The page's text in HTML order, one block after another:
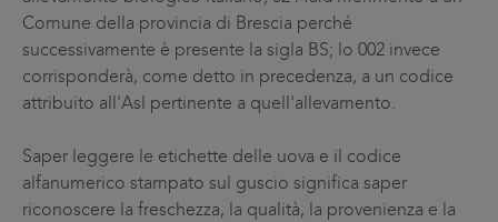
Comune della provincia di Brescia perché
successivamente è presente la sigla BS; lo 002 invece
corrisponderà, come detto in precedenza, a un codice
attribuito all'Asl pertinente a quell'allevamento.
Saper leggere le etichette delle uova e il codice
alfanumerico stampato sul guscio significa saper
riconoscere la freschezza, la qualità, la provenienza e la